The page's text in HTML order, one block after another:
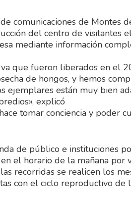
comunicaciones de Montes
del centro de visitantes
mediante información
que fueron liberados en el
de hongos, y hemos
ejemplares están muy bien
explicó
tomar conciencia y poder
de público e instituciones
el horario de la mañana por
recorridas se realicen los
con el ciclo reproductivo de